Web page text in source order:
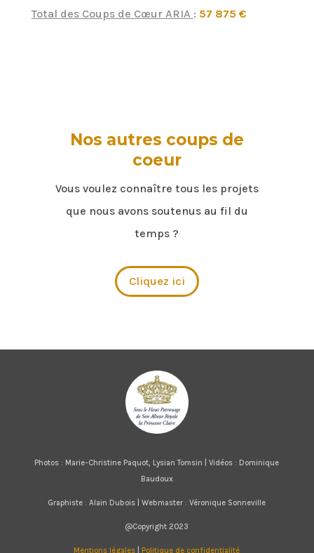
Total des Coups de Cœur ARIA : 57 875 €
Nos autres coups de
coeur
Vous voulez connaître tous les projets
que nous avons soutenus au fil du
temps ?
Cliquez ici
Photos : Marie-Christine Paquot, Lysian Tomsin | Vidéos : Dominique
Baudoux
Graphiste : Alain Dubois | Webmaster : Véronique Sonneville
@Copyright 2023
Mentions légales Politique de confidentialité